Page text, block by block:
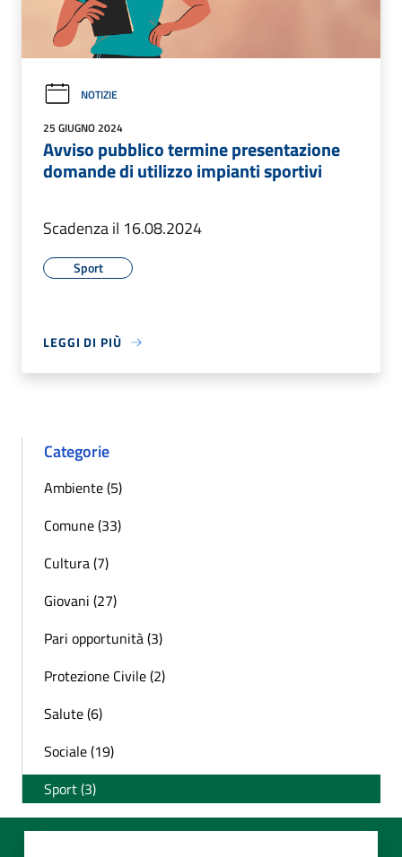
NOTIZIE
25 GIUGNO 2024
Avviso pubblico termine presentazione
domande di utilizzo impianti sportivi
Scadenza il 16.08.2024
Sport
LEGGI DI PIÙ
Categorie
Ambiente (5)
Comune (33)
Cultura (7)
Giovani (27)
Pari opportunità (3)
Protezione Civile (2)
Salute (6)
Sociale (19)
Sport (3)